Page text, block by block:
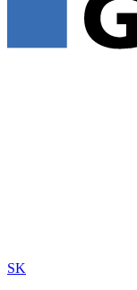
SK